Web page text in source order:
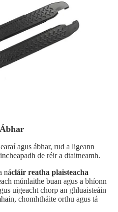
agus ábhar, rud a ligeann
de réir a dtaitneamh.
nácláir reatha plaisteacha
múnlaithe buan agus a bhíonn
uigeacht chorp an ghluaisteáin
chomhtháite orthu agus tá